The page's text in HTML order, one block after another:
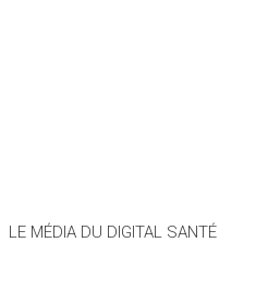
LE MÉDIA DU DIGITAL SANTÉ